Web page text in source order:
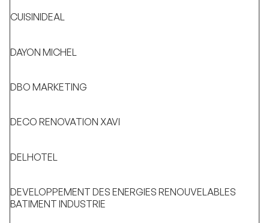
CUISINIDEAL
DAYON MICHEL
DBO MARKETING
DECO RENOVATION XAVI
DELHOTEL
DEVELOPPEMENT DES ENERGIES RENOUVELABLES
BATIMENT INDUSTRIE